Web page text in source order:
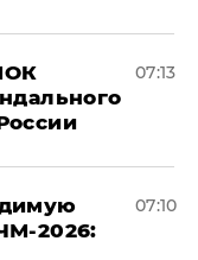
07:13
2026:
07:10